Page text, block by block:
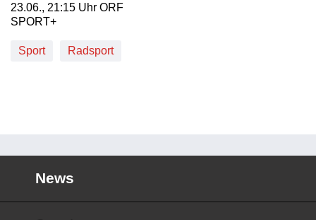
23. Juni, 21:15 Uhr in ORF SPORT+
23.06., 21:15 Uhr ORF
SPORT+
Sport Radsport
News